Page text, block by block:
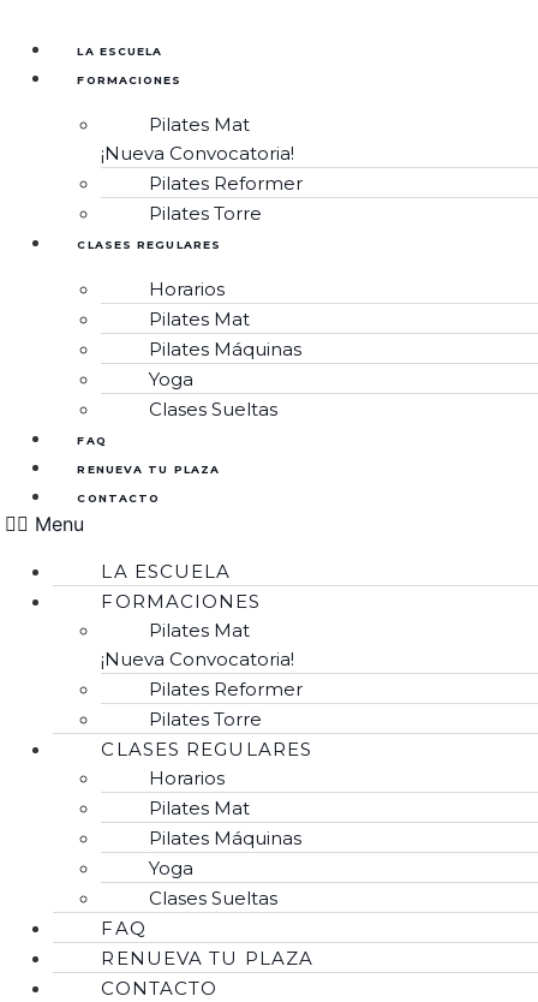
contenido
LA ESCUELA
FORMACIONES
Pilates Mat
¡Nueva Convocatoria!
Pilates Reformer
Pilates Torre
CLASES REGULARES
Horarios
Pilates Mat
Pilates Máquinas
Yoga
Clases Sueltas
FAQ
RENUEVA TU PLAZA
CONTACTO
Menu
LA ESCUELA
FORMACIONES
Pilates Mat
¡Nueva Convocatoria!
Pilates Reformer
Pilates Torre
CLASES REGULARES
Horarios
Pilates Mat
Pilates Máquinas
Yoga
Clases Sueltas
FAQ
RENUEVA TU PLAZA
CONTACTO